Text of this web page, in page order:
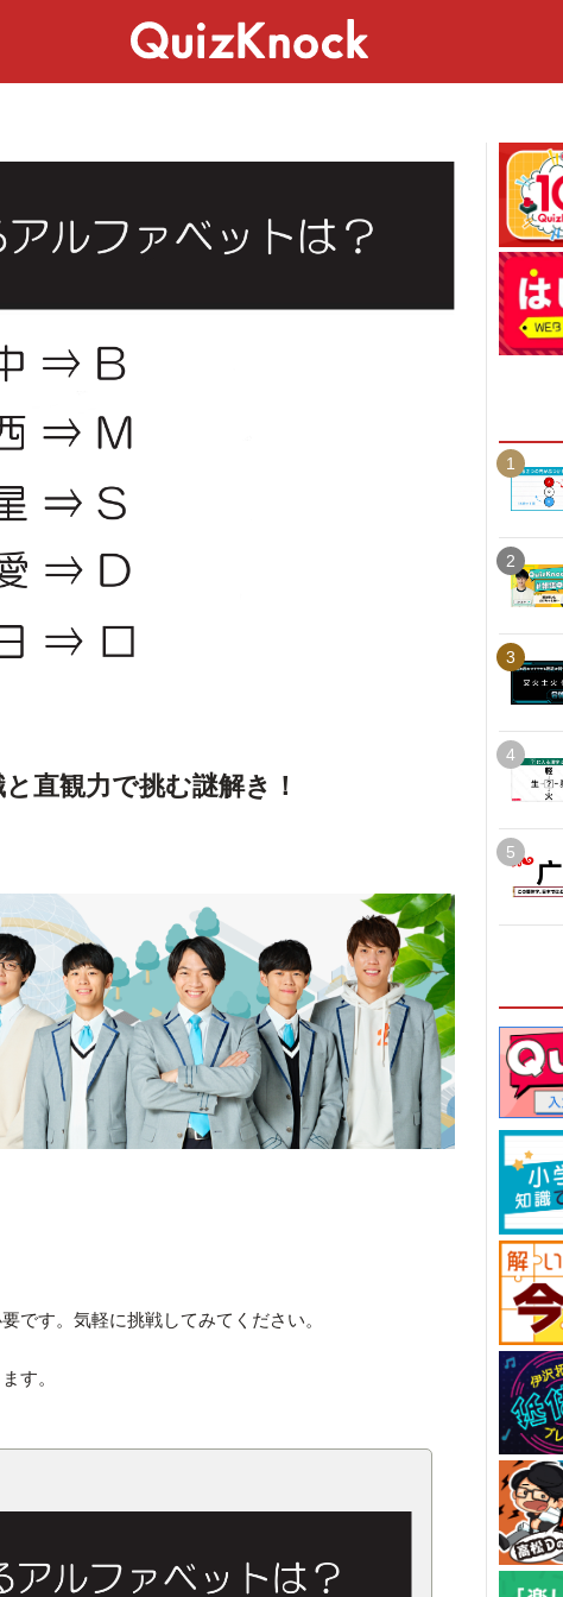
直観力で挑む謎解き！
です。気軽に挑戦してみてください。
す。
1
2
3
4
5